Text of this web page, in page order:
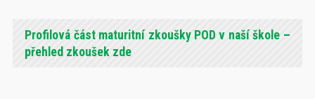
Profilová část maturitní zkoušky POD v naší škole –
přehled zkoušek zde